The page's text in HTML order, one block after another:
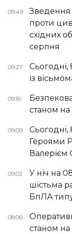
09:49
Зведення
проти
східних
серпня
09:27
із
09:16
станом
09:09
Сьогодні,
Героями
09:02
У ніч на
шістьма
БпЛА
08:06
станом